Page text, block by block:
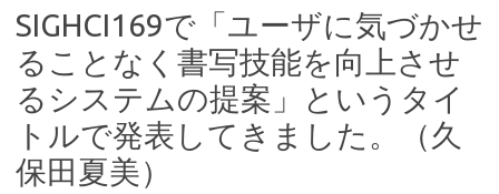
SIGHCI169で「ユーザに気づかせ
ることなく書写技能を向上させ
るシステムの提案」というタイ
トルで発表してきました。（久
保田夏美）